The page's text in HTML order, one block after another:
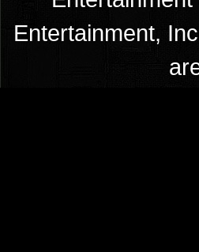
Entertainment,